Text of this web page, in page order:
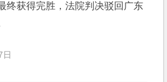
终获得完胜，法院判决驳回广东